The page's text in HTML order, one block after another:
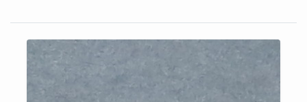
Curie, as trajetórias de cientistas negras brasileiras e as mulheres